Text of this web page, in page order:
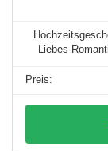
Liebes